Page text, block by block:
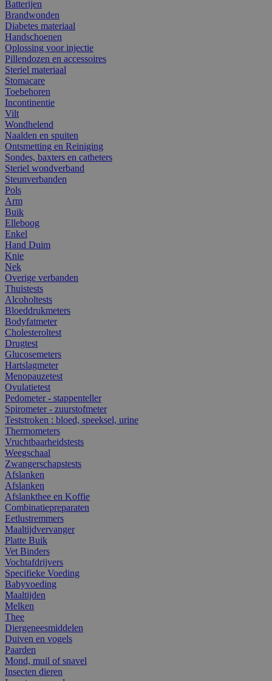
Batterijen
Brandwonden
Diabetes materiaal
Handschoenen
Oplossing voor injectie
Pillendozen en accessoires
Steriel materiaal
Stomacare
Toebehoren
Incontinentie
Vilt
Wondhelend
Naalden en spuiten
Ontsmetting en Reiniging
Sondes, baxters en catheters
Steriel wondverband
Steunverbanden
Pols
Arm
Buik
Elleboog
Enkel
Hand Duim
Knie
Nek
Overige verbanden
Thuistests
Alcoholtests
Bloeddrukmeters
Bodyfatmeter
Cholesteroltest
Drugtest
Glucosemeters
Hartslagmeter
Menopauzetest
Ovulatietest
Pedometer - stappenteller
Spirometer - zuurstofmeter
Teststroken : bloed, speeksel, urine
Thermometers
Vruchtbaarheidstests
Weegschaal
Zwangerschapstests
Afslanken
Afslanken
Afslankthee en Koffie
Combinatiepreparaten
Eetlustremmers
Maaltijdvervanger
Platte Buik
Vet Binders
Vochtafdrijvers
Specifieke Voeding
Babyvoeding
Maaltijden
Melken
Thee
Diergeneesmiddelen
Duiven en vogels
Paarden
Mond, muil of snavel
Insecten dieren